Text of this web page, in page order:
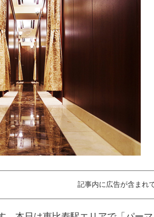
記事内に広告が含まれ